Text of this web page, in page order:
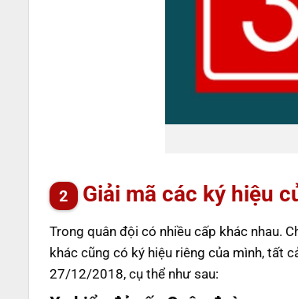
Giải mã các ký hiệu
Trong quân đội có nhiều cấp khác nhau.
khác cũng có ký hiệu riêng của mình, tất
27/12/2018, cụ thể như sau: